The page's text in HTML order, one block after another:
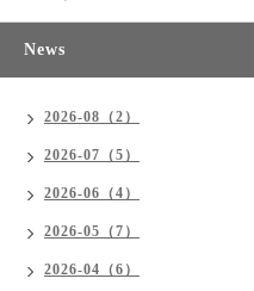
News
2026-08（2）
2026-07（5）
2026-06（4）
2026-05（7）
2026-04（6）